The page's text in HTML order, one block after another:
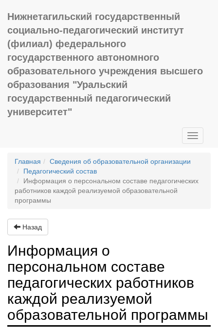
Нижнетагильский государственный
социально-педагогический институт
(филиал) федерального
государственного автономного
образовательного учреждения высшего
образования "Уральский
государственный педагогический
университет"
Toggle
Главная
Сведения об образовательной организации
Педагогический состав
Информация о персональном составе педагогических
работников каждой реализуемой образовательной
программы
Назад
Информация о
персональном составе
педагогических работников
каждой реализуемой
образовательной программы